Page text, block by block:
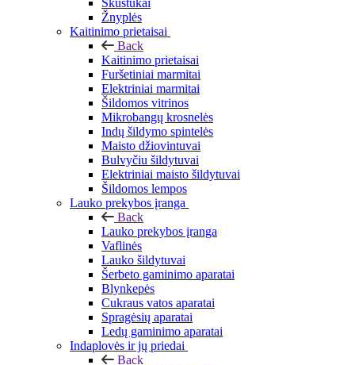
Skustukai
Žnyplės
Kaitinimo prietaisai
Back
Kaitinimo prietaisai
Furšetiniai marmitai
Elektriniai marmitai
Šildomos vitrinos
Mikrobangų krosnelės
Indų šildymo spintelės
Maisto džiovintuvai
Bulvyčiu šildytuvai
Elektriniai maisto šildytuvai
Šildomos lempos
Lauko prekybos įranga
Back
Lauko prekybos įranga
Vaflinės
Lauko šildytuvai
Šerbeto gaminimo aparatai
Blynkepės
Cukraus vatos aparatai
Spragėsių aparatai
Ledų gaminimo aparatai
Indaplovės ir jų priedai
Back